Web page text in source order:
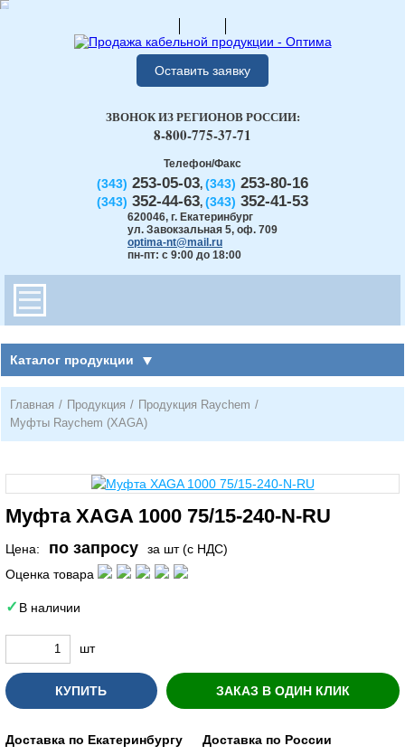
Оставить заявку
Телефон/Факс
(343) 253-05-03, (343) 253-80-16
(343) 352-44-63, (343) 352-41-53
620046, г. Екатеринбург
ул. Завокзальная 5, оф. 709
optima-nt@mail.ru
пн-пт: с 9:00 до 18:00
ЗВОНОК ИЗ РЕГИОНОВ РОССИИ:
8-800-775-37-71
Каталог продукции
Главная / Продукция / Продукция Raychem /
Муфты Raychem (XAGA)
Муфта XAGA 1000 75/15-240-N-RU
Цена: по запросу
за шт (с НДС)
Оценка товара
В наличии
шт
КУПИТЬ ЗАКАЗ В ОДИН КЛИК
Доставка по Екатеринбургу Доставка по России